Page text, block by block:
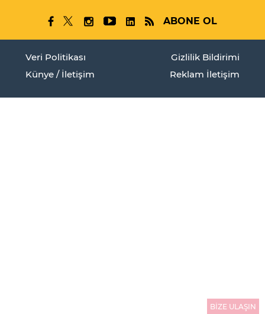
ABONE OL
Veri Politikası
Gizlilik Bildirimi
Künye / İletişim
Reklam İletişim
BİZE ULAŞIN